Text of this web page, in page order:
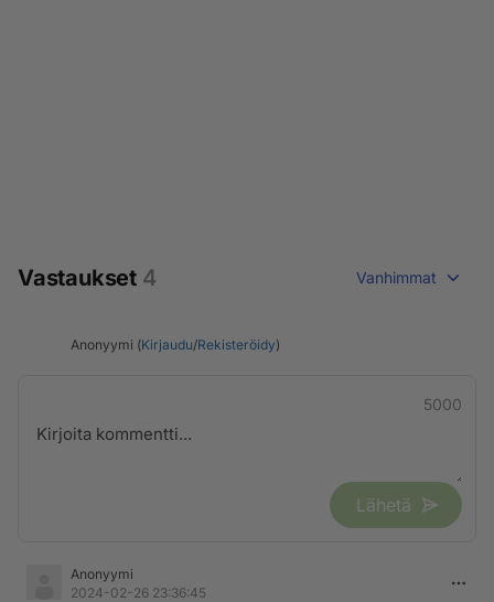
Vastaukset 4 Vanhimmat
Anonyymi (Kirjaudu/Rekisteröidy)
5000
Lähetä
Anonyymi
2024-02-26 23:36:45